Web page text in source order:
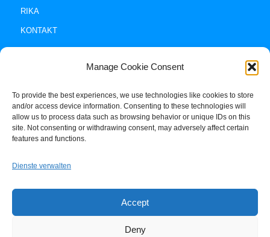
Manage Cookie Consent
To provide the best experiences, we use technologies like cookies to store
and/or access device information. Consenting to these technologies will
allow us to process data such as browsing behavior or unique IDs on this
site. Not consenting or withdrawing consent, may adversely affect certain
features and functions.
Dienste verwalten
Accept
Deny
RIKA
KONTAKT
Impressum +
Cookie-Policy (EU)